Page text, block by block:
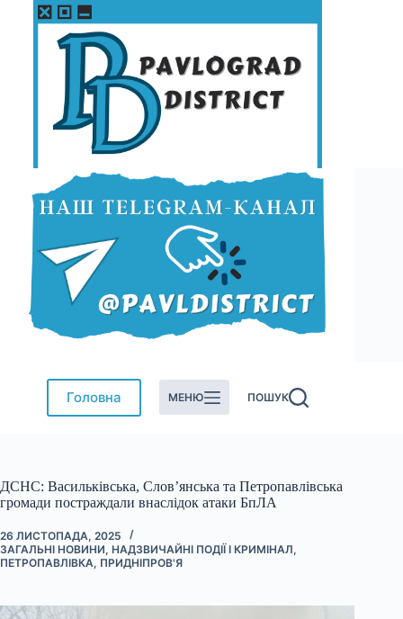
Перейти
Головна МЕНЮ ПОШУК
ДСНС: Васильківська, Слов’янська та Петропавлівська
громади постраждали внаслідок атаки БпЛА
26 ЛИСТОПАДА, 2025
ЗАГАЛЬНІ НОВИНИ, НАДЗВИЧАЙНІ ПОДІЇ І КРИМІНАЛ,
ПЕТРОПАВЛІВКА, ПРИДНІПРОВ'Я